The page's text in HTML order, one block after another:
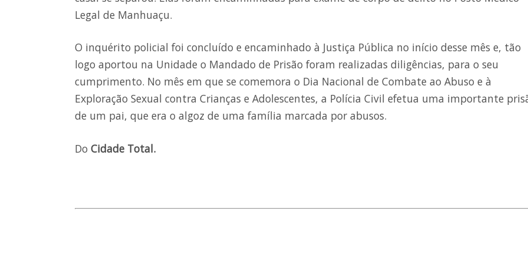
Legal de Manhuaçu.
O inquérito policial foi concluído e encaminhado à Justiça Pública no início desse mês e, tão
logo aportou na Unidade o Mandado de Prisão foram realizadas diligências, para o seu
cumprimento. No mês em que se comemora o Dia Nacional de Combate ao Abuso e à
Exploração Sexual contra Crianças e Adolescentes, a Polícia Civil efetua uma importante
de um pai, que era o algoz de uma família marcada por abusos.
Do Cidade Total.